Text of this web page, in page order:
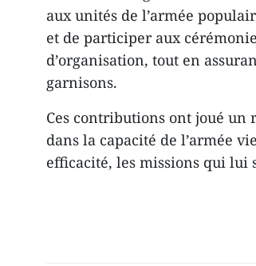
aux unités de l’armée
et de participer aux
d’organisation, tout en
garnisons.
Ces contributions ont joué un
dans la capacité de l’armée
efficacité, les missions qui lui